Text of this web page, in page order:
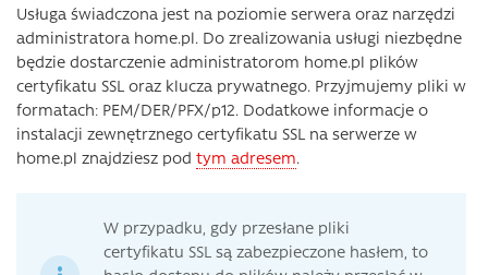
Usługa świadczona jest na poziomie serwera oraz narzędzi
administratora home.pl. Do zrealizowania usługi niezbędne
będzie dostarczenie administratorom home.pl plików
certyfikatu SSL oraz klucza prywatnego. Przyjmujemy pliki w
formatach: PEM/DER/PFX/p12. Dodatkowe informacje o
instalacji zewnętrznego certyfikatu SSL na serwerze w
home.pl znajdziesz pod tym adresem.
W przypadku, gdy przesłane pliki
certyfikatu SSL są zabezpieczone hasłem, to